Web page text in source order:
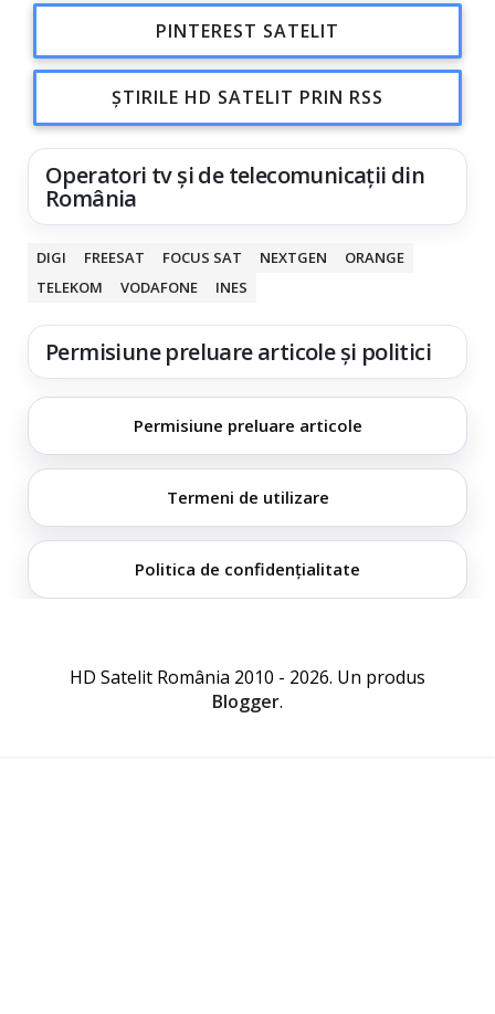
PINTEREST SATELIT
ȘTIRILE HD SATELIT PRIN RSS
Operatori tv și de telecomunicații din
România
DIGI FREESAT FOCUS SAT NEXTGEN
ORANGE
TELEKOM
VODAFONE INES
Permisiune preluare articole și politici
Permisiune preluare articole
Termeni de utilizare
Politica de confidențialitate
HD Satelit România 2010 - 2026. Un produs
Blogger.